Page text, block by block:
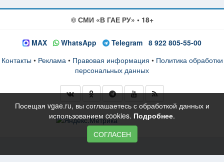
© СМИ «В ГАЕ РУ» • 18+
MAX WhatsApp Telegram 8 922 805-55-00
Контакты • Реклама• Правовая информация • Политика обработки
персональных данных
Посещая vgae.ru, вы соглашаетесь с обработкой данных и
использованием cookies. Подробнее.
СОГЛАСЕН